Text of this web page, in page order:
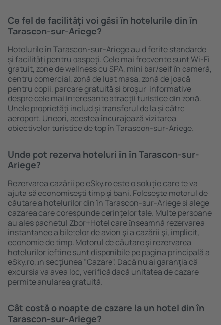
Ce fel de facilităţi voi găsi ȋn hotelurile din în
Tarascon-sur-Ariege?
Hotelurile în Tarascon-sur-Ariege au diferite standarde
și facilități pentru oaspeți. Cele mai frecvente sunt Wi-Fi
gratuit, zone de wellness cu SPA, mini bar/seif în cameră,
centru comercial, zonă de luat masa, zonă de joacă
pentru copii, parcare gratuită și broșuri informative
despre cele mai interesante atracții turistice din zonă.
Unele proprietăți includ și transferul de la și către
aeroport. Uneori, acestea încurajează vizitarea
obiectivelor turistice de top în Tarascon-sur-Ariege.
Unde pot rezerva hoteluri ȋn în Tarascon-sur-
Ariege?
Rezervarea cazării pe eSky.ro este o soluție care te va
ajuta să economiseşti timp și bani. Foloseşte motorul de
căutare a hotelurilor din în Tarascon-sur-Ariege și alege
cazarea care corespunde cerințelor tale. Multe persoane
au ales pachetul Zbor+Hotel care ȋnseamnă rezervarea
instantanee a biletelor de avion şi a cazării şi, implicit,
economie de timp. Motorul de căutare și rezervarea
hotelurilor ieftine sunt disponibile pe pagina principală a
eSky.ro, ȋn secţiunea "Cazare". Dacă nu ai garanţia că
excursia va avea loc, verifică dacă unitatea de cazare
permite anularea gratuită.
Cât costă o noapte de cazare la un hotel din în
Tarascon-sur-Ariege?